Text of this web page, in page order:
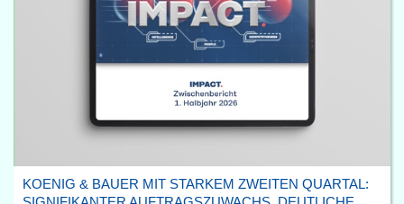
KOENIG & BAUER MIT STARKEM ZWEITEN QUARTAL: